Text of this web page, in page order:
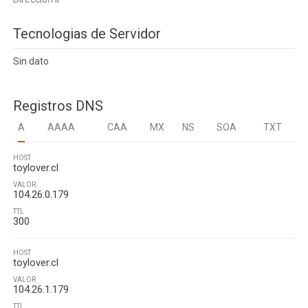
Tecnologias de Servidor
Sin dato
Registros DNS
A AAAA CAA MX NS SOA TXT
HOST
toylover.cl
VALOR
104.26.0.179
TTL
300
HOST
toylover.cl
VALOR
104.26.1.179
TTL